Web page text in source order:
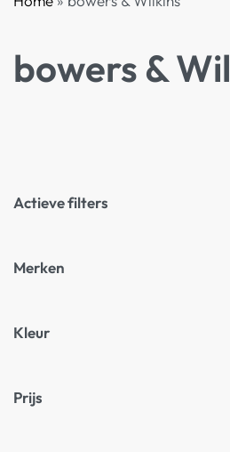
bowers &
Actieve filters
Merken
Kleur
Prijs